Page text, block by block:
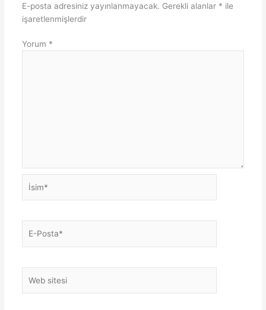
E-posta adresiniz yayınlanmayacak. Gerekli alanlar * ile
işaretlenmişlerdir
Yorum *
Posta*
sitesi